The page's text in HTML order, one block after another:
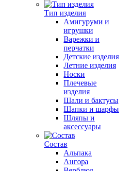
Тип изделия
Амигуруми и
игрушки
Варежки и
перчатки
Детские изделия
Летние изделия
Носки
Плечевые
изделия
Шали и бактусы
Шапки и шарфы
Шляпы и
аксессуары
Состав
Альпака
Ангора